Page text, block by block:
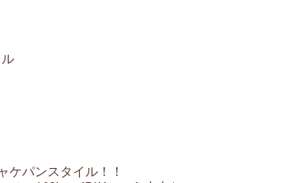
ケパンスタイル！！